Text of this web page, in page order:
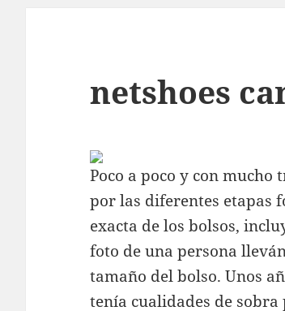
netshoes
Poco a poco y con mucho
por las diferentes etapas
exacta de los bolsos,
foto de una persona
tamaño del bolso. Unos
tenía cualidades de